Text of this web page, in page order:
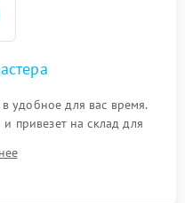
удобное для вас время.
привезет на склад для